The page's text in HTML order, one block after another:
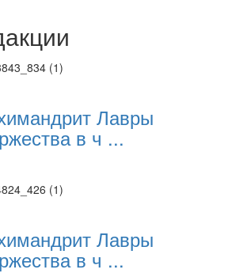
Лавры
в ч ...
Лавры
в ч ...